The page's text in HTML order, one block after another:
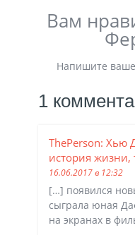
Вам
Напишите
1
ThePerson: Хью
история жизни,
16.06.2017 в 12:32
[…] появился
сыграла юная
на экранах в